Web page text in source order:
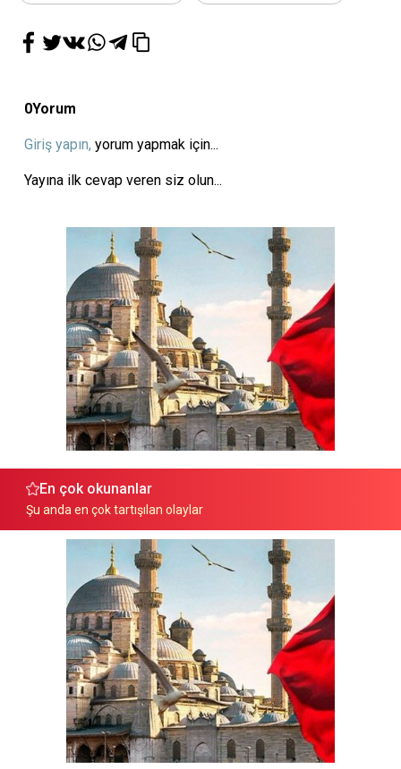
0Yorum
Giriş yapın, yorum yapmak için...
Yayına ilk cevap veren siz olun...
En çok okunanlar
Şu anda en çok tartışılan olaylar